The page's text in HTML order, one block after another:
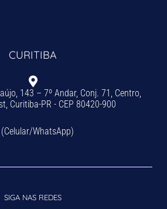
CURITIBA
143 – 7º Andar, Conj. 71, Centro,
Curitiba-PR - CEP 80420-900
WhatsApp)
SIGA NAS REDES